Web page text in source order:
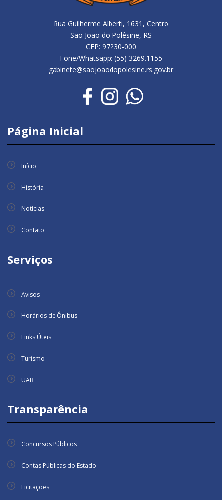
Rua Guilherme Alberti, 1631, Centro
São João do Polêsine, RS
CEP: 97230-000
Fone/Whatsapp: (55) 3269.1155
gabinete@saojoaodopolesine.rs.gov.br
Página Inicial
Início
História
Notícias
Contato
Serviços
Avisos
Horários de Ônibus
Links Úteis
Turismo
UAB
Transparência
Concursos Públicos
Contas Públicas do Estado
Licitações